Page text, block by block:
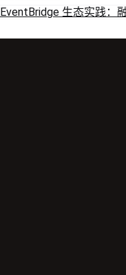
EventBridge 生态实践：